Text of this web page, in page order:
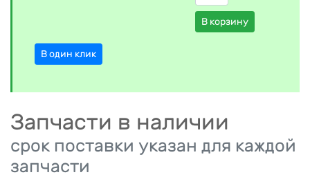
В корзину
В один клик
Запчасти в наличии
срок поставки указан для каждой
запчасти